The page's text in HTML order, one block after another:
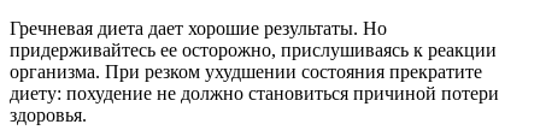
Гречневая диета дает хорошие результаты. Но
придерживайтесь ее осторожно, прислушиваясь к реакции
организма. При резком ухудшении состояния прекратите
диету: похудение не должно становиться причиной потери
здоровья.